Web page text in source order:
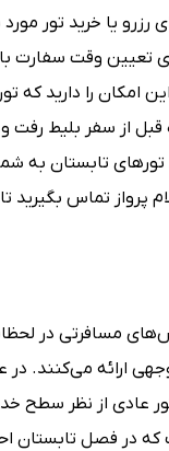
امکان را دارید که
تابستان به
پرواز تماس
مسافرتی در
ارائه می‌کنند.
از نظر سطح
در فصل تابستان